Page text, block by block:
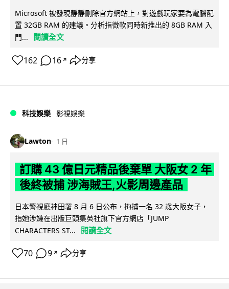
Microsoft 被發現靜靜刪除官方網站上，對遊戲玩家要為電腦配
置 32GB RAM 的建議。分析指微軟同時新推出的 8GB RAM 入
門...
閱讀全文
162 16 ↗ 分享
科技娛樂 影視娛樂
Lawton 1 日
訂購 43 億日元精品後棄單 大阪女 2 年
後終被捕 涉海賊王,火影周邊產品
日本警視廳神田署 8 月 6 日公布，拘捕一名 32 歲大阪女子，
指她涉嫌在出版巨頭集英社旗下官方網店「JUMP
CHARACTERS ST...
閱讀全文
70 9 ↗ 分享